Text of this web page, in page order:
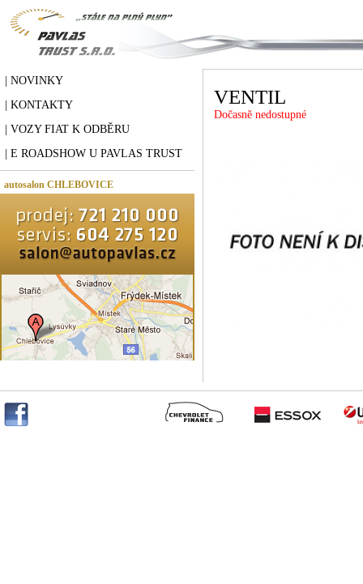
| NOVINKY
| KONTAKTY
| VOZY FIAT K ODBĚRU
| E ROADSHOW U PAVLAS TRUST
autosalon CHLEBOVICE
VENTIL
Dočasně nedostupné